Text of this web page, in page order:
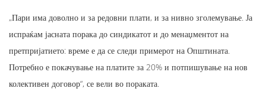
„Пари има доволно и за редовни плати, и за нивно зголемување. Ја
испраќам јасната порака до синдикатот и до менаџментот на
претпријатието: време е да се следи примерот на Општината.
Потребно е покачување на платите за 20% и потпишување на нов
колективен договор“, се вели во пораката.​